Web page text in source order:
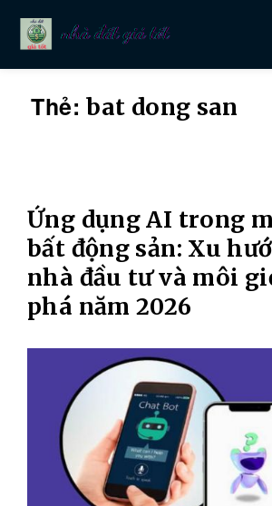
Nhà đất giá tốt
Thẻ:bat dong san
Ứng dụng AI trong
bất động sản: Xu
nhà đầu tư và môi
phá năm 2026